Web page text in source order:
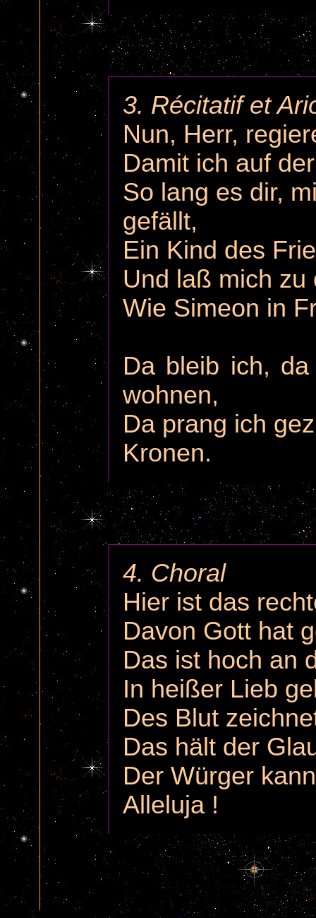
3. Récitatif et
Nun, Herr,
Damit ich auf
So lang es dir,
gefällt,
Ein Kind des
Und laß mich zu
Wie Simeon in
Da bleib ich,
wohnen,
Da prang ich
Kronen.
4. Choral
Hier ist das
Davon Gott hat
Das ist hoch an
In heißer Lieb
Des Blut
Das hält der
Der Würger
Alleluja !